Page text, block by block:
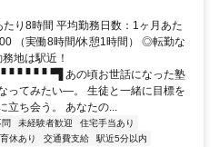
り8時間 平均勤務日数：1ヶ月あた
（実働8時間/休憩1時間） ◎転勤な
地は駅近！
あの頃お世話になった塾
ってみたい―。 生徒と一緒に目標を
ち会う。 あなたの...
未経験者歓迎
住宅手当あり
育休あり 交通費支給
駅近5分以内